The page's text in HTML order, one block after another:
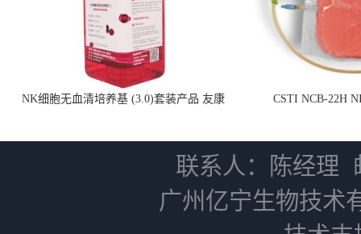
NK细胞无血清培养基 (3.0)套装产品 友康
CSTI NCB-22H
联系人：陈经理
广州亿宁生物技术